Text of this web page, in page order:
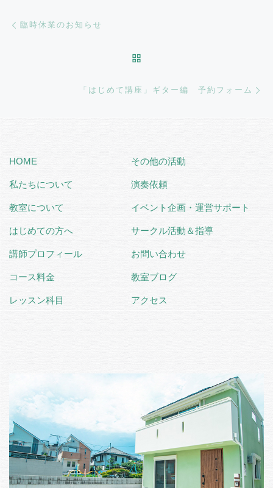
臨時休業のお知らせ
「はじめて講座」ギター編 予約フォーム
HOME
私たちについて
教室について
はじめての方へ
講師プロフィール
コース料金
レッスン科目
その他の活動
演奏依頼
イベント企画・運営サポート
サークル活動＆指導
お問い合わせ
教室ブログ
アクセス